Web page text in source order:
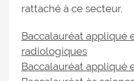
rattaché à ce secteur.
Baccalauréat appliqué
radiologiques
Baccalauréat appliqué